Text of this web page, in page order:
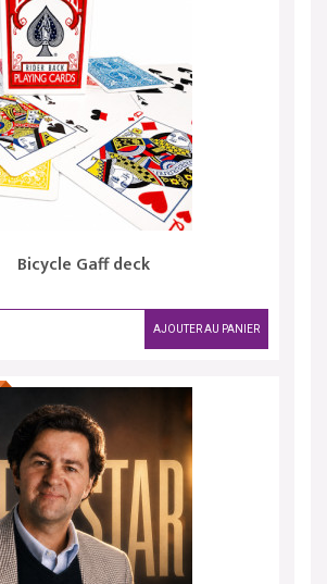
Bicycle Gaff deck
AJOUTER AU PANIER